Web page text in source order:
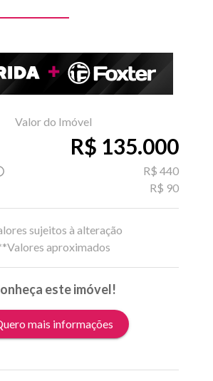
Valor do Imóvel
R$ 135.000
R$ 440
R$ 90
sujeitos à alteração
aproximados
este imóvel!
mais informações